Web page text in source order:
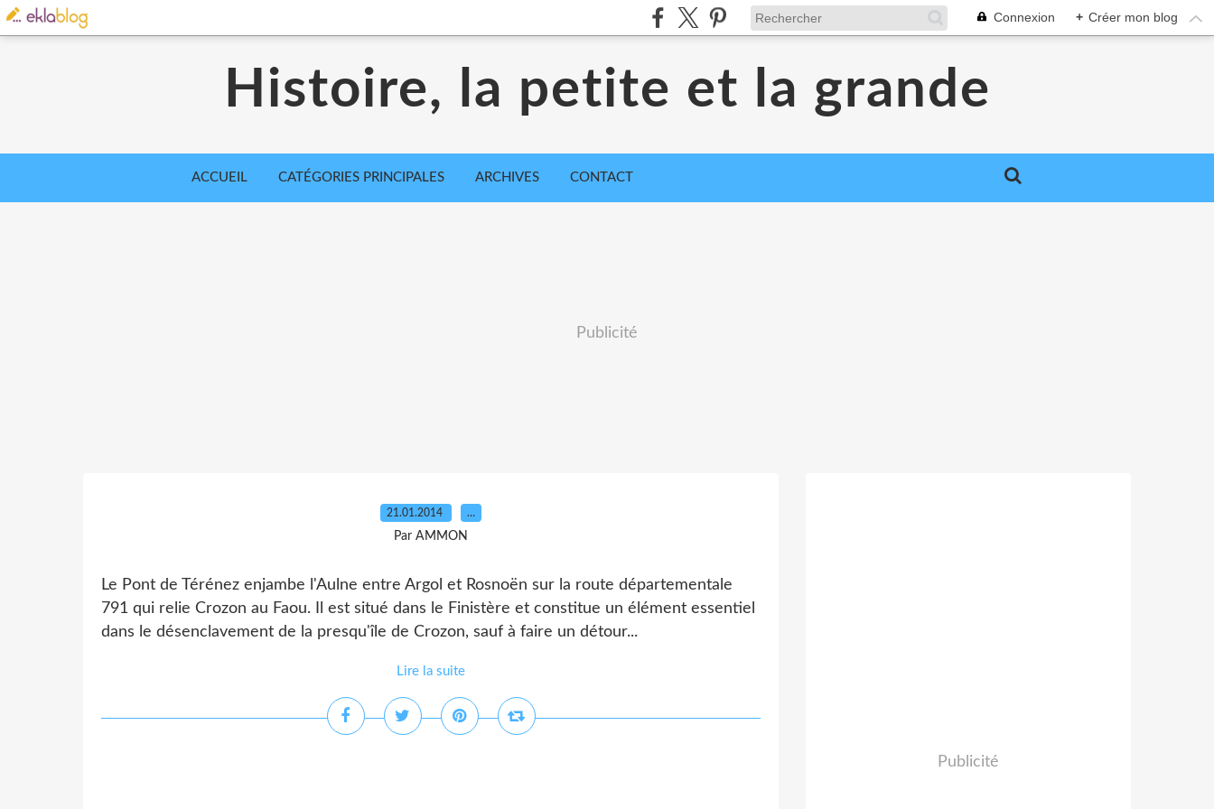
Connexion + Créer mon blog
Histoire, la petite et la grande
ACCUEIL CATÉGORIES PRINCIPALES ARCHIVES CONTACT
Publicité
21.01.2014 …
Par AMMON
Le Pont de Térénez enjambe l'Aulne entre Argol et Rosnoën sur la route départementale
791 qui relie Crozon au Faou. Il est situé dans le Finistère et constitue un élément essentiel
dans le désenclavement de la presqu'île de Crozon, sauf à faire un détour...
Lire la suite
Publicité